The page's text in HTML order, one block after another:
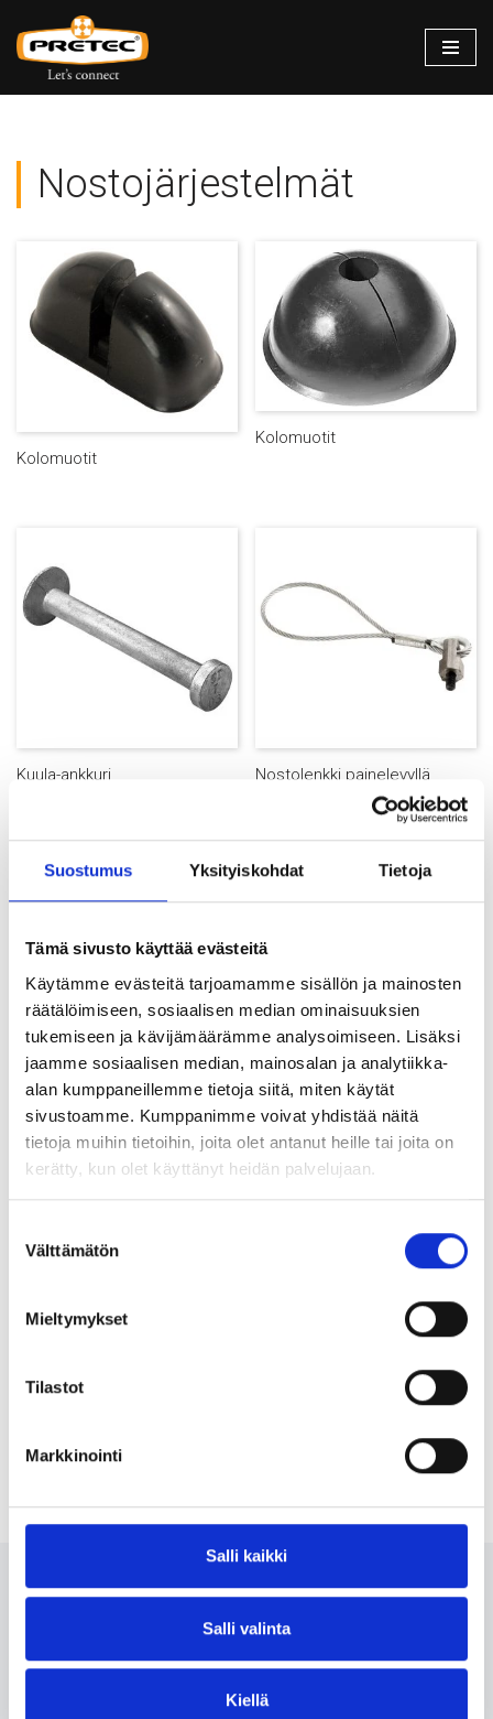
Suostumus Yksityiskohdat Tietoja
Tämä sivusto käyttää evästeitä
Käytämme evästeitä tarjoamamme sisällön ja mainosten
räätälöimiseen, sosiaalisen median ominaisuuksien
tukemiseen ja kävijämäärämme analysoimiseen. Lisäksi
jaamme sosiaalisen median, mainosalan ja analytiikka-
alan kumppaneillemme tietoja siitä, miten käytät
sivustoamme. Kumppanimme voivat yhdistää näitä
tietoja muihin tietoihin, joita olet antanut heille tai joita on
kerätty, kun olet käyttänyt heidän palvelujaan.
valinta
Välttämätön
Mieltymykset
Tilastot
Markkinointi
Salli kaikki
Salli valinta
Kiellä
Siirry
suoraan
Nostojärjestelmät
Kolomuotit
Kolomuotit
Kuula-ankkuri Nostolenkki painelevyllä
Nostolukko
Nostolukko
Sandwich ankkuri
Ota meihin yhteyttä 24/7
Monipuolisesta valikoimastamme löydämme varmasti
projektiisi sopivat tuotteet nopealla toimitusajalla. Myös